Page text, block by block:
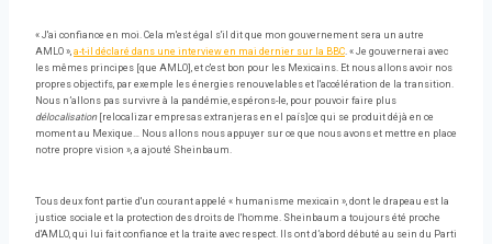
« J'ai confiance en moi. Cela m'est égal s'il dit que mon gouvernement sera un autre
AMLO », a-t-il déclaré dans une interview en mai dernier sur la BBC. « Je gouvernerai avec
les mêmes principes [que AMLO], et c'est bon pour les Mexicains. Et nous allons avoir nos
propres objectifs, par exemple les énergies renouvelables et l'accélération de la transition.
Nous n’allons pas survivre à la pandémie, espérons-le, pour pouvoir faire plus
délocalisation[relocalizar empresas extranjeras en el país]ce qui se produit déjà en ce
moment au Mexique… Nous allons nous appuyer sur ce que nous avons et mettre en place
notre propre vision », a ajouté Sheinbaum.
Tous deux font partie d'un courant appelé « humanisme mexicain », dont le drapeau est la
justice sociale et la protection des droits de l'homme. Sheinbaum a toujours été proche
d'AMLO, qui lui fait confiance et la traite avec respect. Ils ont d’abord débuté au sein du Parti